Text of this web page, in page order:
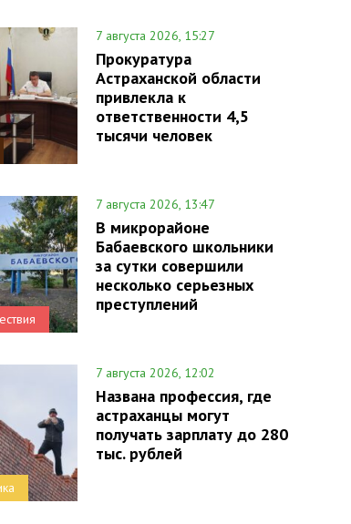
7 августа 2026, 15:27
Прокуратура
Астраханской области
привлекла к
ответственности 4,5
тысячи человек
7 августа 2026, 13:47
В микрорайоне
Бабаевского школьники
за сутки совершили
несколько серьезных
преступлений
7 августа 2026, 12:02
Названа профессия, где
астраханцы могут
получать зарплату до 280
тыс. рублей